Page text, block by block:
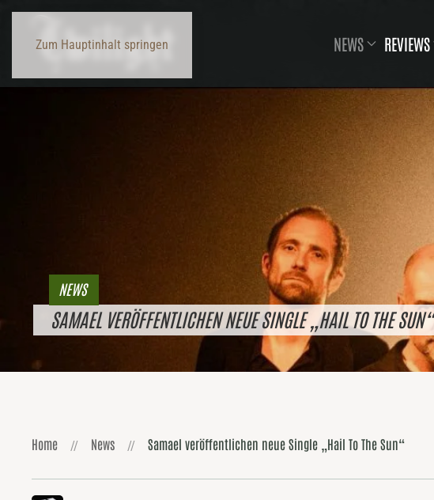
Zum Hauptinhalt springen NEWS REVIEWS
NEWS
SAMAEL VERÖFFENTLICHEN NEUE SINGLE „HAIL TO THE SUN“
Home News Samael veröffentlichen neue Single „Hail To The Sun“